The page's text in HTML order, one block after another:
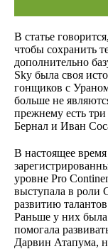
В статье
чтобы сохранить
дополнительно
Sky была своя
гонщиков с
больше не
прежнему есть
Бернал и Иван
В настоящее
уровне Pro
выступала в роли
развитию
Раньше у них была
помогала
Дарвин Атапума,